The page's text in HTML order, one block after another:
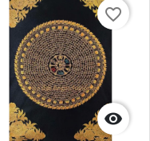

favorite_border